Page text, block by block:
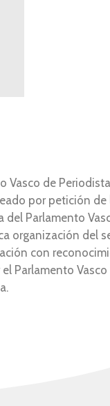
Vasco de
por petición de
del Parlamento
organización del
con
Parlamento Vasco